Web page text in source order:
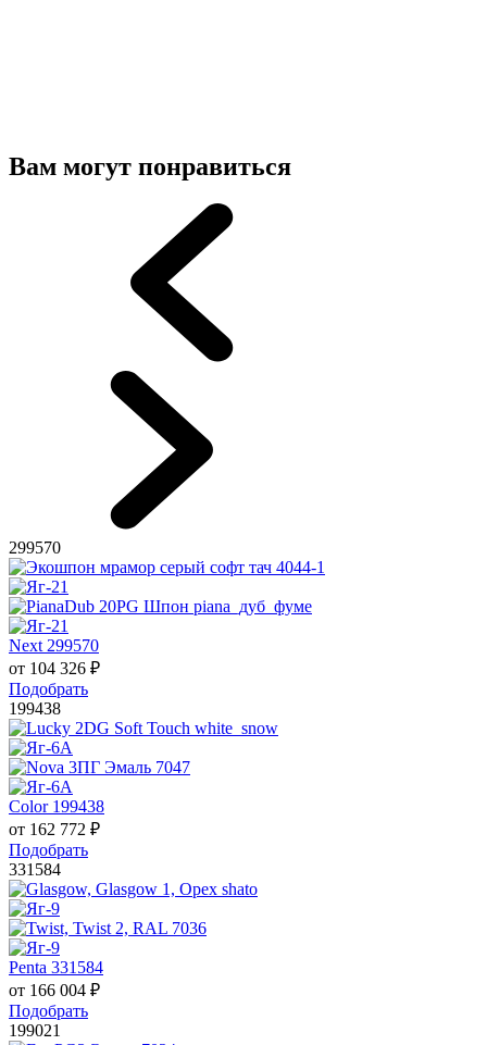
Вам могут понравиться
299570
Next 299570
от 104 326 ₽
Подобрать
199438
Color 199438
от 162 772 ₽
Подобрать
331584
Penta 331584
от 166 004 ₽
Подобрать
199021